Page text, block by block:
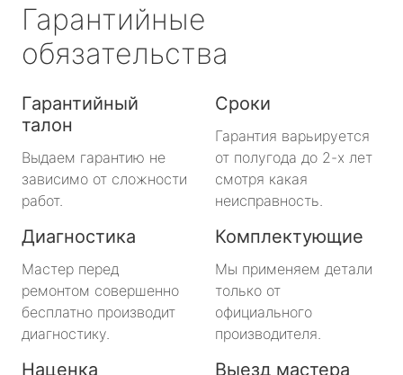
Гарантийные
обязательства
Гарантийный
талон
Выдаем гарантию не
зависимо от сложности
работ.
Сроки
Гарантия варьируется
от полугода до 2-х лет
смотря какая
неисправность.
Диагностика
Мастер перед
ремонтом совершенно
бесплатно производит
диагностику.
Комплектующие
Мы применяем детали
только от
официального
производителя.
Наценка Выезд мастера